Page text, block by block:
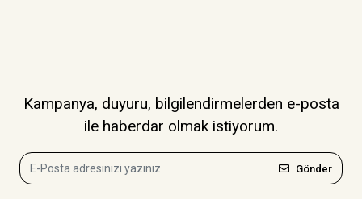
Kampanya, duyuru, bilgilendirmelerden e-posta
ile haberdar olmak istiyorum.
Gönder